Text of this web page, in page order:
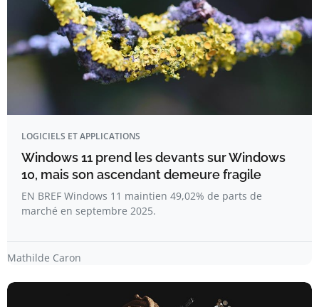
LOGICIELS ET APPLICATIONS
Windows 11 prend les devants sur Windows
10, mais son ascendant demeure fragile
EN BREF Windows 11 maintien 49,02% de parts de
marché en septembre 2025.
Mathilde Caron